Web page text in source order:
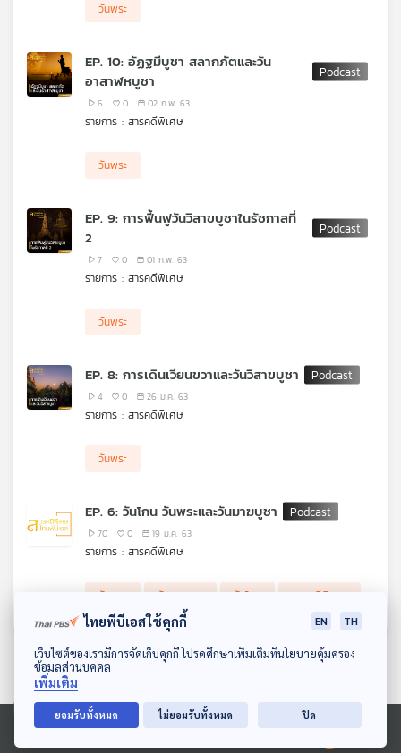
เอส
ข่าย
ดาวน์โหลด Thai PBS Podcast Application
Ⓒ 2020 องค์การกระจายเสียงและแพร่ภาพสาธารณะแห่งประเทศไทย
วันพระ
EP. 10: อัฏฐมีบูชา สลากภัตและวัน
อาสาฬหบูชา
6 0 02 ก.พ. 63
รายการ : สารคดีพิเศษ
วันพระ
EP. 9: การฟื้นฟูวันวิสาขบูชาในรัชกาลที่
2
7 0 01 ก.พ. 63
รายการ : สารคดีพิเศษ
วันพระ
EP. 8: การเดินเวียนขวาและวันวิสาขบูชา
4 0 26 ม.ค. 63
รายการ : สารคดีพิเศษ
วันพระ
EP. 6: วันโกน วันพระและวันมาฆบูชา
70 0 19 ม.ค. 63
รายการ : สารคดีพิเศษ
วันพระ วันมาฆบูชา วันโกน สารคดีพิเศษ
ไทยพีบีเอสใช้คุกกี้ EN TH
เว็บไซต์ของเรามีการจัดเก็บคุกกี้ โปรดศึกษาเพิ่มเติมที่นโยบายคุ้มครอง
ข้อมูลส่วนบุคคล
เพิ่มเติม
ยอมรับทั้งหมด ไม่ยอมรับทั้งหมด ปิด